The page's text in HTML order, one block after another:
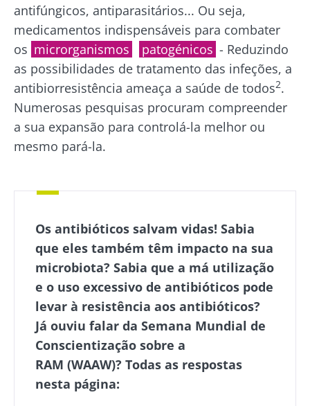
antifúngicos, antiparasitários... Ou seja,
medicamentos indispensáveis para combater
os microrganismos patogénicos - Reduzindo
as possibilidades de tratamento das infeções, a
antibiorresistência ameaça a saúde de todos2.
Numerosas pesquisas procuram compreender
a sua expansão para controlá-la melhor ou
mesmo pará-la.
Os antibióticos salvam vidas! Sabia
que eles também têm impacto na sua
microbiota? Sabia que a má utilização
e o uso excessivo de antibióticos pode
levar à resistência aos antibióticos?
Já ouviu falar da Semana Mundial de
Conscientização sobre a
RAM (WAAW)? Todas as respostas
nesta página: